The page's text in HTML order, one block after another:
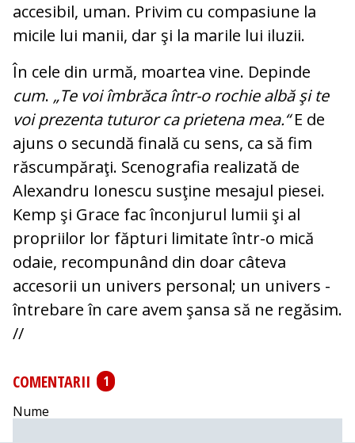
accesibil, uman. Privim cu compasiune la
micile lui manii, dar şi la marile lui iluzii.
În cele din urmă, moartea vine. Depinde
cum. „Te voi îmbrăca într-o rochie albă şi te
voi prezenta tuturor ca prietena mea.“E de
ajuns o secundă finală cu sens, ca să fim
răscumpăraţi. Scenografia realizată de
Alexandru Ionescu susţine mesajul piesei.
Kemp şi Grace fac înconjurul lumii şi al
propriilor lor făpturi limitate într-o mică
odaie, recompunând din doar câteva
accesorii un univers personal; un univers -
întrebare în care avem şansa să ne regăsim.
//
COMENTARII
1
Nume